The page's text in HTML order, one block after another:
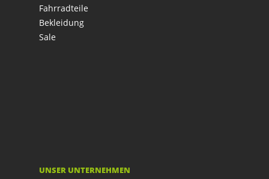
Fahrradteile
Bekleidung
Sale
UNSER UNTERNEHMEN